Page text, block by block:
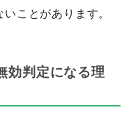
ことがあります。
効判定になる理